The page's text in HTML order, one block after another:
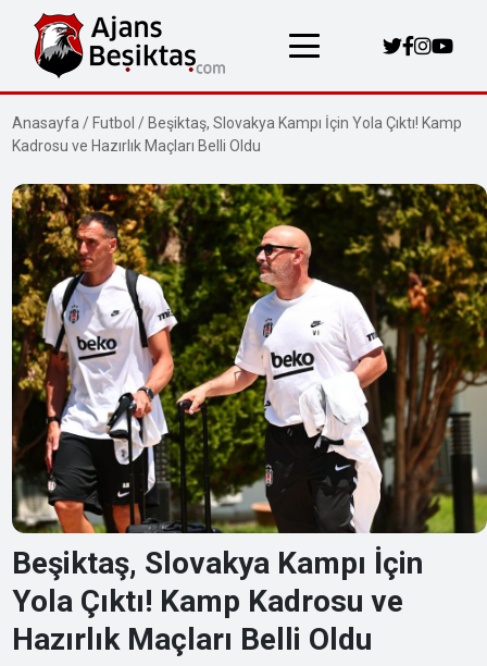
Anasayfa / Futbol / Beşiktaş, Slovakya Kampı İçin Yola Çıktı! Kamp
Kadrosu ve Hazırlık Maçları Belli Oldu
Beşiktaş, Slovakya Kampı İçin
Yola Çıktı! Kamp Kadrosu ve
Hazırlık Maçları Belli Oldu